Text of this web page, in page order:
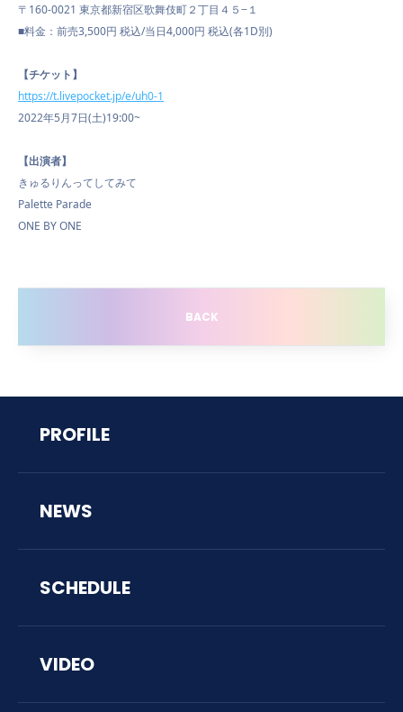
〒160-0021 東京都新宿区歌舞伎町２丁目４５−１
■料金：前売3,500円 税込/当日4,000円 税込(各1D別)
【チケット】
https://t.livepocket.jp/e/uh0-1
2022年5月7日(土)19:00~
【出演者】
きゅるりんってしてみて
Palette Parade
ONE BY ONE
BACK
PROFILE
NEWS
SCHEDULE
VIDEO